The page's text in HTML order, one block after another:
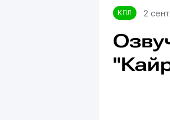
Главная
КПЛ
КПЛ 2